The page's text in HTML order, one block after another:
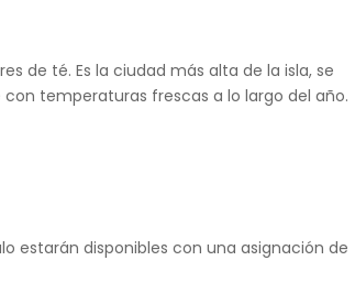
de té. Es la ciudad más alta de la isla, se
temperaturas frescas a lo largo del año.
estarán disponibles con una asignación de